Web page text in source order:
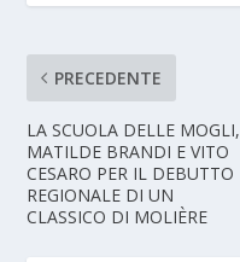
PRECEDENTE
LA SCUOLA DELLE MOGLI,
MATILDE BRANDI E VITO
CESARO PER IL DEBUTTO
REGIONALE DI UN
CLASSICO DI MOLIÈRE